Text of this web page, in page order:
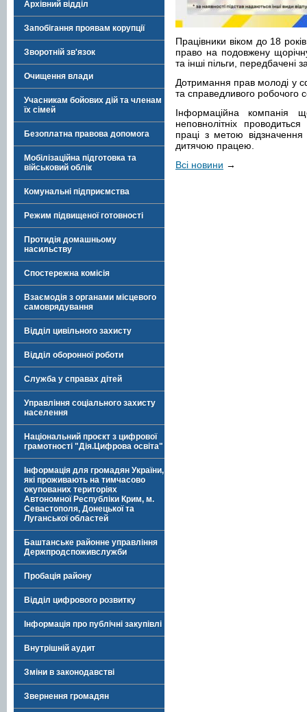
Архівний відділ
Запобігання проявам корупції
Зворотній зв'язок
Очищення влади
Учасникам бойових дій та членам
їх сімей
Безоплатна правова допомога
Мобілізаційна підготовка та
військовий облік
Комунальні підприємства
Режим підвищеної готовності
Протидія домашньому
насильству
Спостережна комісія
Взаємодія з органами місцевого
самоврядування
Відділ цивільного захисту
Відділ оборонної роботи
Служба у справах дітей
Управління соціального захисту
населення
Національний проєкт з цифрової
грамотності "Дія.Цифрова освіта"
Інформація для громадян України,
які проживають на тимчасово
окупованих територіях
Автономної Республіки Крим, м.
Севастополя, Донецької та
Луганської областей
Баштанське районне управління
Держпродспоживслужби
Пробація району
Відділ цифрового розвитку
Інформація про публічні закупівлі
Внутрішній аудит
Зміни в законодавстві
Звернення громадян
Працівники віком до 18
право на подовжену щорічну
та інші пільги, передбачені
Дотримання прав молоді у
та справедливого робочого
Інформаційна компанія
неповнолітніх
праці з метою
дитячою працею.
Всі новини →